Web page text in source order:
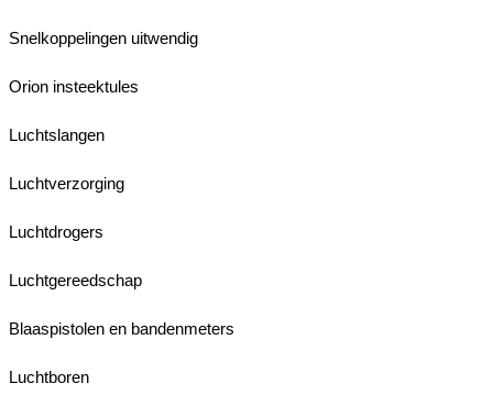
Snelkoppelingen uitwendig
Orion insteektules
Luchtslangen
Luchtverzorging
Luchtdrogers
Luchtgereedschap
Blaaspistolen en bandenmeters
Luchtboren